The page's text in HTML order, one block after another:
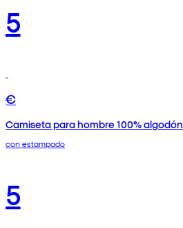
5
€
Camiseta para hombre 100% algodón
con estampado
5